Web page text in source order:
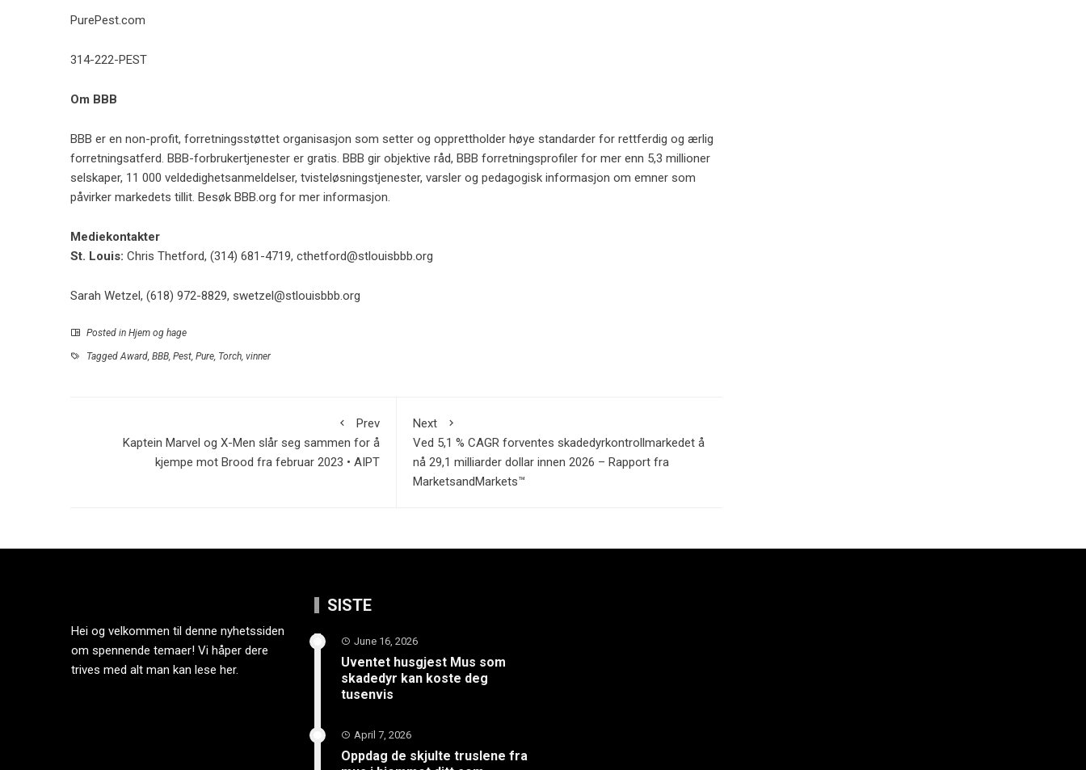
PurePest.com
314-222-PEST
Om BBB
BBB er en non-profit, forretningsstøttet organisasjon som setter og opprettholder høye standarder for rettferdig og ærlig
forretningsatferd. BBB-forbrukertjenester er gratis. BBB gir objektive råd, BBB forretningsprofiler for mer enn 5,3 millioner
selskaper, 11 000 veldedighetsanmeldelser, tvisteløsningstjenester, varsler og pedagogisk informasjon om emner som
påvirker markedets tillit. Besøk BBB.org for mer informasjon.
Mediekontakter
St. Louis: Chris Thetford, (314) 681-4719, cthetford@stlouisbbb.org
Sarah Wetzel, (618) 972-8829, swetzel@stlouisbbb.org
Posted in Hjem og hage
TaggedAward, BBB, Pest, Pure, Torch, vinner
Prev
Kaptein Marvel og X-Men slår seg sammen for å
kjempe mot Brood fra februar 2023 • AIPT
Next
Ved 5,1 % CAGR forventes skadedyrkontrollmarkedet å
nå 29,1 milliarder dollar innen 2026 – Rapport fra
MarketsandMarkets™
Hei og velkommen til denne nyhetssiden
om spennende temaer! Vi håper dere
trives med alt man kan lese her.
SISTE
June 16, 2026
Uventet husgjest Mus som
skadedyr kan koste deg
tusenvis
April 7, 2026
Oppdag de skjulte truslene fra